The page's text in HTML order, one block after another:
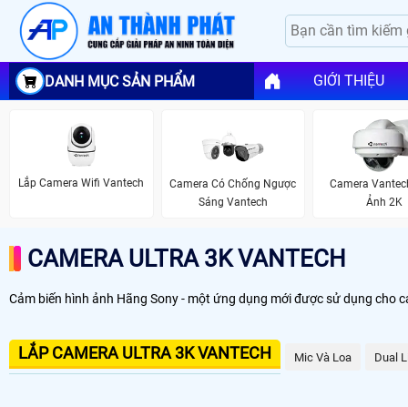
DANH MỤC SẢN PHẨM GIỚI THIỆU
Lắp Camera Wifi Vantech
Camera Có Chống Ngược
Sáng Vantech
Camera
Ảnh 2K
CAMERA ULTRA 3K VANTECH
Cảm biến hình ảnh Hãng Sony - một ứng dụng mới được sử dụng
LẮP CAMERA ULTRA 3K VANTECH Mic Và Loa Dual